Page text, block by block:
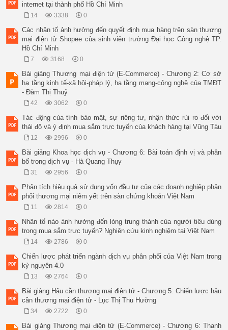
internet tại thành phố Hồ Chí Minh
14 3338 0
Các nhân tố ảnh hưởng đến quyết định mua hàng trên sàn thương
mại điện tử Shopee của sinh viên trường Đại học Công nghệ TP.
Hồ Chí Minh
7 3168 0
Bài giảng Thương mại điện tử (E-Commerce) - Chương 2: Cơ sở
hạ tầng kinh tế-xã hội-pháp lý, hạ tầng mạng-công nghệ của TMĐT
- Đàm Thị Thuỷ
42 3062 0
Tác động của tính bảo mật, sự riêng tư, nhận thức rủi ro đối với
thái độ và ý định mua sắm trực tuyến của khách hàng tại Vũng Tàu
12 2996 0
Bài giảng Khoa học dịch vụ - Chương 6: Bài toán định vị và phân
bố trong dịch vụ - Hà Quang Thụy
31 2956 0
Phân tích hiệu quả sử dụng vốn đầu tư của các doanh nghiệp phân
phối thương mại niêm yết trên sàn chứng khoán Việt Nam
11 2814 0
Nhân tố nào ảnh hưởng đến lòng trung thành của người tiêu dùng
trong mua sắm trực tuyến? Nghiên cứu kinh nghiệm tại Việt Nam
14 2786 0
Chiến lược phát triển ngành dịch vụ phân phối của Việt Nam trong
kỷ nguyên 4.0
13 2764 0
Bài giảng Hậu cần thương mại điện tử - Chương 5: Chiến lược hậu
cần thương mại điện tử - Lục Thị Thu Hường
34 2722 0
Bài giảng Thương mại điện tử (E-Commerce) - Chương 6: Thanh